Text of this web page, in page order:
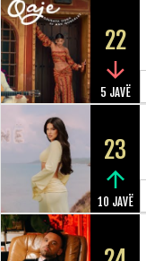
22
5 JAVË
23
10 JAVË